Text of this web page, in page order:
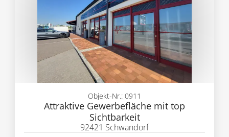
Attraktive Gewerbefläche mit top
Sichtbarkeit
Objekt-Nr.: 0911
92421 Schwandorf